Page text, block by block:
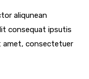
aliqunean
consequat ipsutis
amet, consectetuer